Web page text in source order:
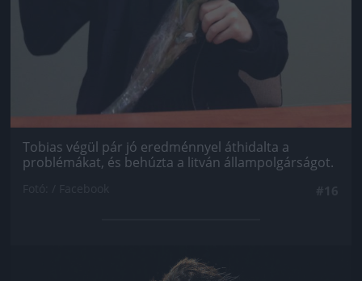
Tobias végül pár jó eredménnyel áthidalta a
problémákat, és behúzta a litván állampolgárságot.
Jön még kép!